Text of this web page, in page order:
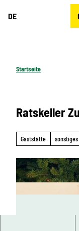
DE
Startseite
Ratskeller
Gaststätte sonstiges